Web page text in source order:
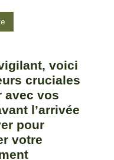
voici
cruciales
avec vos
l’arrivée
pour
votre